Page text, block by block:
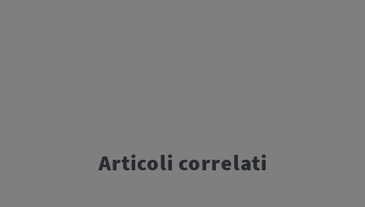
Articoli correlati